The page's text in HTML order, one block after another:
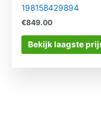
198158429894
€849.00
Bekijk laagste